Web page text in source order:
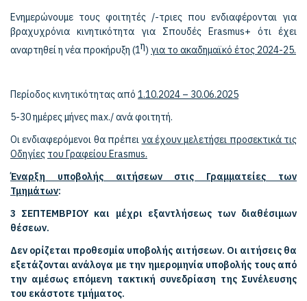
Ενημερώνουμε τους φοιτητές /-τριες που ενδιαφέρονται για
βραχυχρόνια κινητικότητα για Σπουδές Erasmus+ ότι έχει
αναρτηθεί η νέα προκήρυξη (1η) για το ακαδημαϊκό έτος 2024-25.
Περίοδος κινητικότητας από 1.10.2024 – 30.06.2025
5-30 ημέρες μήνες max./ ανά φοιτητή.
Οι ενδιαφερόμενοι θα πρέπει να έχουν μελετήσει προσεκτικά τις
Οδηγίες του Γραφείου Erasmus.
Έναρξη υποβολής αιτήσεων στις Γραμματείες των
Τμημάτων:
3 ΣΕΠΤΕΜΒΡΙΟΥ και μέχρι εξαντλήσεως των διαθέσιμων
θέσεων.
Δεν ορίζεται προθεσμία υποβολής αιτήσεων. Οι αιτήσεις θα
εξετάζονται ανάλογα με την ημερομηνία υποβολής τους από
την αμέσως επόμενη τακτική συνεδρίαση της Συνέλευσης
του εκάστοτε τμήματος.